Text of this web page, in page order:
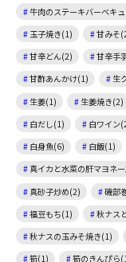
牛肉のステーキバーベキ
玉子焼き(1)
甘みそ
甘辛どん(2)
甘辛手
甘酢あんかけ(1)
生
生姜(1)
生姜焼き(2)
白だし(1)
白ワイン
白身魚(6)
白飯(1)
真イカと水菜の肝マヨネ
真砂子炒め(2)
磯部
福豆もち(1)
秋ナス
秋ナスの玉みそ焼き(1)
筍(1)
筍のきんぴら